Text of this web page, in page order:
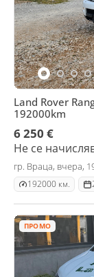
Land Rover
192000km
6 250 €
Не се
гр. Враца, вчера,
192000 км.
ПРОМО